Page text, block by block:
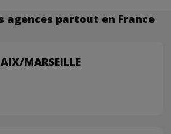
agences partout en France
AIX/MARSEILLE